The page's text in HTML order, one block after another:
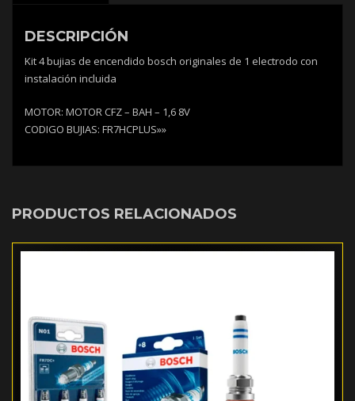
DESCRIPCIÓN
Kit 4 bujias de encendido bosch originales de 1 electrodo con
instalación incluida
MOTOR: MOTOR CFZ – BAH – 1,6 8V
CODIGO BUJIAS: FR7HCPLUS»»
PRODUCTOS RELACIONADOS